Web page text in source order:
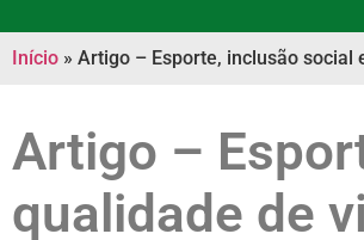
Início » Artigo – Esporte, inclusão social
Artigo –
qualidade de